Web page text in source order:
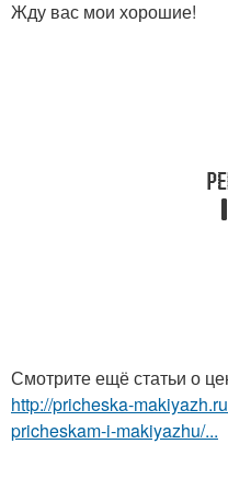
Жду вас мои хорошие!
Смотрите ещё статьи о
http://pricheska-
pricheskam-i-makiyazhu/...